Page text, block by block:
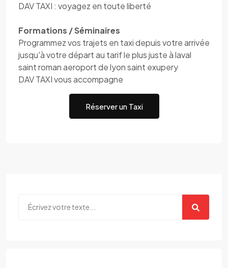
DAV TAXI : voyagez en toute liberté
Formations / Séminaires
Programmez vos trajets en taxi depuis votre arrivée
jusqu'à votre départ au tarif le plus juste à laval
saint roman aeroport de lyon saint exupery
DAV TAXI vous accompagne
Réserver un Taxi